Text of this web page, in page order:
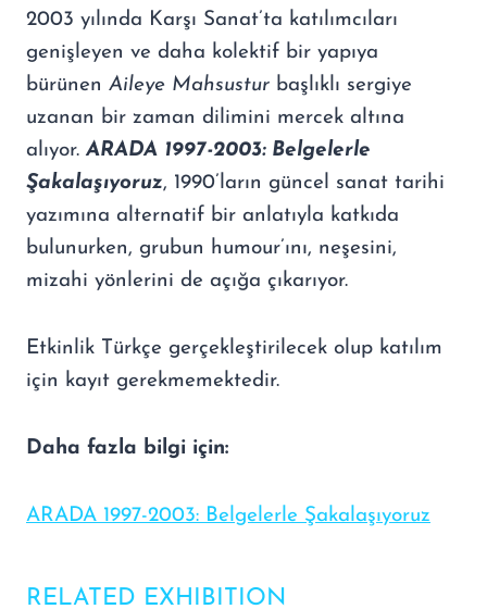
2003 yılında Karşı Sanat’ta katılımcıları
genişleyen ve daha kolektif bir yapıya
bürünen Aileye Mahsustur başlıklı sergiye
uzanan bir zaman dilimini mercek altına
alıyor.ARADA 1997-2003: Belgelerle
Şakalaşıyoruz, 1990’ların güncel sanat tarihi
yazımına alternatif bir anlatıyla katkıda
bulunurken, grubun humour’ını, neşesini,
mizahi yönlerini de açığa çıkarıyor.
Etkinlik Türkçe gerçekleştirilecek olup katılım
için kayıt gerekmemektedir.
Daha fazla bilgi için:
ARADA 1997-2003: Belgelerle Şakalaşıyoruz
RELATED EXHIBITION